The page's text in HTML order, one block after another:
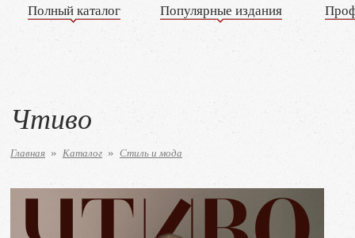
Полный каталог Популярные издания
Чтиво
Главная » Каталог » Стиль и мода